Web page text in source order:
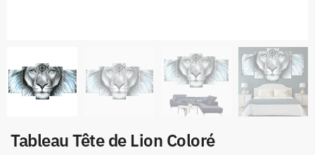
Tableau Tête de Lion Coloré